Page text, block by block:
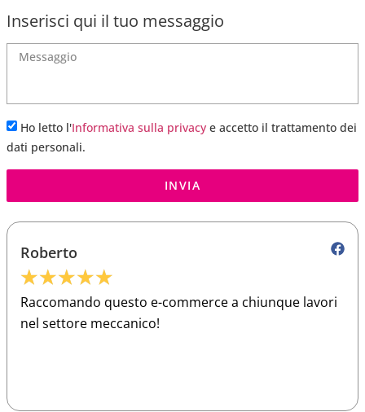
Inserisci qui il tuo messaggio
Ho letto l'Informativa sulla privacy e accetto il trattamento dei
dati personali.
INVIA
Roberto
★★★★★
Raccomando questo e-commerce a chiunque lavori
nel settore meccanico!